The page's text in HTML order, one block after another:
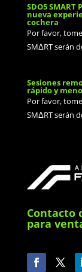
SDO5
nueva
cochera
Por favor,
SMΔRT serán
Sesiones
rápido y
Por favor,
SMΔRT serán
Contacto
para